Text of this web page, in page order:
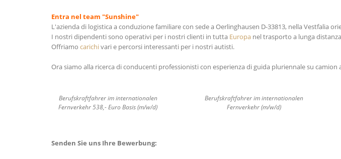
Entra nel team "Sunshine"
L'azienda di logistica a conduzione familiare con sede a Oerlinghausen D-33813, nella Vestfalia
I nostri dipendenti sono operativi per i nostri clienti in tutta Europa nel trasporto a lunga
Offriamo carichivari e percorsi interessanti per i nostri autisti.
Ora siamo alla ricerca di conducenti professionisti con esperienza di guida pluriennale su
Berufskraftfahrer im internationalen
Fernverkehr 538,- Euro Basis (m/w/d)
Berufskraftfahrer im internationalen
Fernverkehr (m/w/d)
Senden Sie uns Ihre Bewerbung: